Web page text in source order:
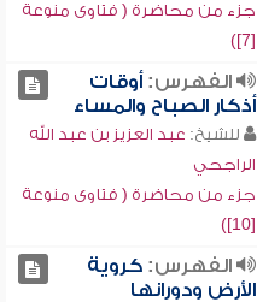
جزء من محاضرة ( فتاوى منوعة
[7])
الفهرس:أوقات
أذكار الصباح والمساء
للشيخ: عبد العزيز بن عبد الله
الراجحي
جزء من محاضرة ( فتاوى منوعة
[10])
الفهرس:كروية
الأرض ودورانها